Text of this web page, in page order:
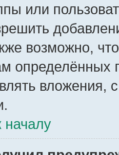
или
возможно,
определённых
вложения,
началу